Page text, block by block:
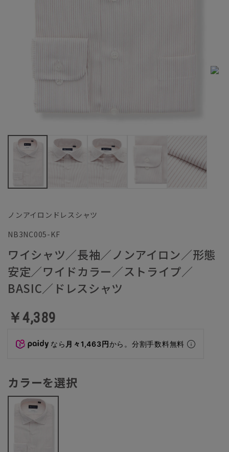
ノンアイロンドレスシャツ
NB3NC005-KF
ワイシャツ／長袖／ノンアイロン／形態
安定／ワイドカラー／ストライプ／
BASIC／ドレスシャツ
￥4,389
なら 月々1,463円から。分割手数料無料
カラーを選択